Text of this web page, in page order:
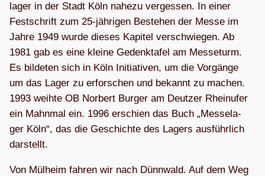
la­ger in der Stadt Köln nahezu ver­ges­sen. In einer
Fest­schrift zum 25-jäh­ri­gen Bestehen der Messe im
Jahre 1949 wurde die­ses Kapi­tel ver­schwie­gen. Ab
1981 gab es eine kleine Gedenk­ta­fel am Mes­se­turm.
Es bil­de­ten sich in Köln Initia­ti­ven, um die Vor­gänge
um das Lager zu erfor­schen und bekannt zu machen.
1993 weihte OB Nor­bert Bur­ger am Deut­zer Rhein­ufer
ein Mahn­mal ein. 1996 erschien das Buch „Mes­se­la­
ger Köln“, das die Geschichte des Lagers aus­führ­lich
darstellt.
Von Mül­heim fah­ren wir nach Dünn­wald. Auf dem Weg